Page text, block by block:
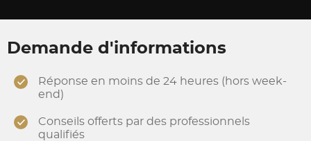
Demande d'informations
Réponse en moins de 24 heures (hors week-
end)
Conseils offerts par des professionnels
qualifiés